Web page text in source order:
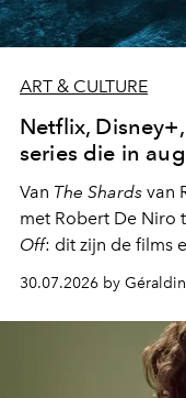
ART & CULTURE
Netflix,
series die in
Van The Shards van
met Robert De Niro
Off: dit zijn de films
30.07.2026 by